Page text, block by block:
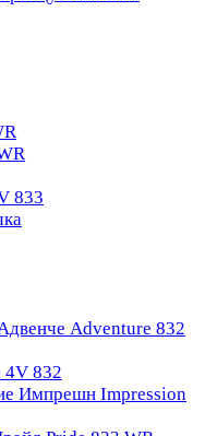
833
Adventure 832
4V 832
Импрешн Impression